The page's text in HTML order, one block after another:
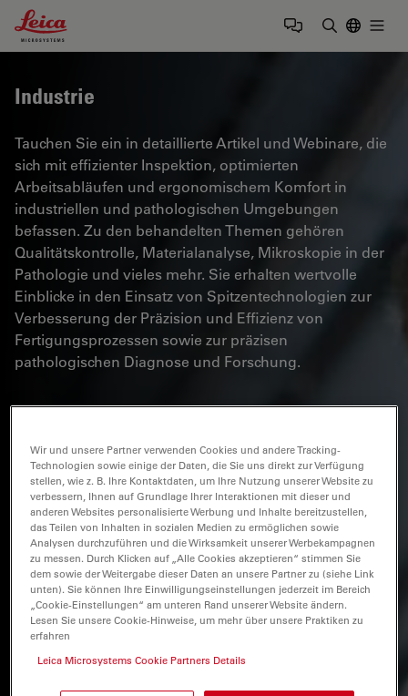
Leica Microsystems Logo
Industrie
Tauchen Sie ein in detaillierte Artikel und Webinare, die
sich mit effizienter Inspektion, optimierten
Arbeitsabläufen und ergonomischem Komfort in
industriellen und pathologischen Umgebungen
befassen. Zu den behandelten Themen gehören
Qualitätskontrolle, Materialanalyse, Mikroskopie in der
Pathologie und vieles mehr. Sie erhalten wertvolle
Einblicke in den Einsatz von Spitzentechnologien zur
Verbesserung der Präzision und Effizienz von
Fertigungsprozessen sowie zur präzisen
pathologischen Diagnose und Forschung.
Wir und unsere Partner verwenden Cookies und andere Tracking-
Technologien sowie einige der Daten, die Sie uns direkt zur Verfügung
stellen, wie z. B. Ihre Kontaktdaten, um Ihre Nutzung unserer Website zu
verbessern, Ihnen auf Grundlage Ihrer Interaktionen mit dieser und
anderen Websites personalisierte Werbung und Inhalte bereitzustellen,
das Teilen von Inhalten in sozialen Medien zu ermöglichen sowie
Analysen durchzuführen und die Wirksamkeit unserer Werbekampagnen
zu messen. Durch Klicken auf „Alle Cookies akzeptieren“ stimmen Sie
dem sowie der Weitergabe dieser Daten an unsere Partner zu (siehe Link
unten). Sie können Ihre Einwilligungseinstellungen jederzeit im Bereich
„Cookie-Einstellungen“ am unteren Rand unserer Website ändern.
Lesen Sie unsere Cookie-Hinweise, um mehr über unsere Praktiken zu
erfahren
Leica Microsystems Cookie Partners Details